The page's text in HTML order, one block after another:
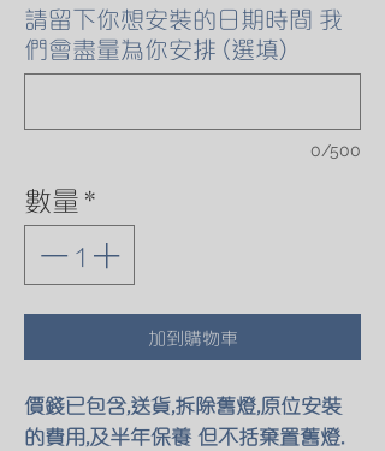
請留下你想安裝的日期時間 我
們會盡量為你安排 (選填)
0/500
數量 *
加到購物車
價錢已包含,送貨,拆除舊燈,原位安裝
的費用,及半年保養 但不括棄置舊燈.